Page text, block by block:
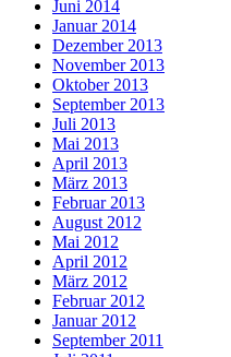
Juni 2014
Januar 2014
Dezember 2013
November 2013
Oktober 2013
September 2013
Juli 2013
Mai 2013
April 2013
März 2013
Februar 2013
August 2012
Mai 2012
April 2012
März 2012
Februar 2012
Januar 2012
September 2011